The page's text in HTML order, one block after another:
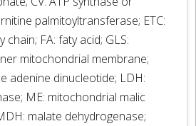
palmitoyltransferase; ETC:
FA: faty acid; GLS:
mitochondrial membrane;
adenine dinucleotide; LDH:
ME: mitochondrial malic
malate dehydrogenase;